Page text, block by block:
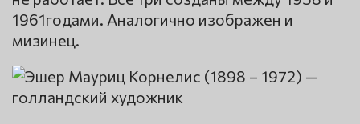
1961годами. Аналогично изображен и
мизинец.